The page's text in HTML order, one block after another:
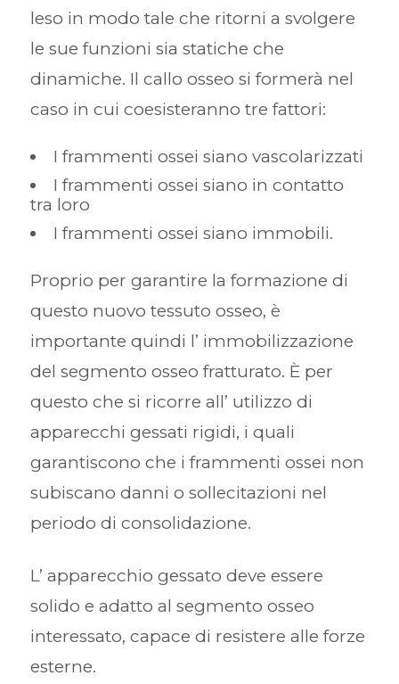
leso in modo tale che ritorni a svolgere
le sue funzioni sia statiche che
dinamiche. Il callo osseo si formerà nel
caso in cui coesisteranno tre fattori:
I frammenti ossei siano vascolarizzati
I frammenti ossei siano in contatto
tra loro
I frammenti ossei siano immobili.
Proprio per garantire la formazione di
questo nuovo tessuto osseo, è
importante quindi l’ immobilizzazione
del segmento osseo fratturato. È per
questo che si ricorre all’ utilizzo di
apparecchi gessati rigidi, i quali
garantiscono che i frammenti ossei non
subiscano danni o sollecitazioni nel
periodo di consolidazione.
L’ apparecchio gessato deve essere
solido e adatto al segmento osseo
interessato, capace di resistere alle forze
esterne.